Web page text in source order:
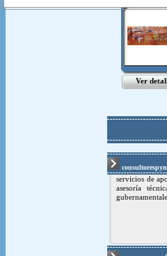
Ver
servicios de
asesoría